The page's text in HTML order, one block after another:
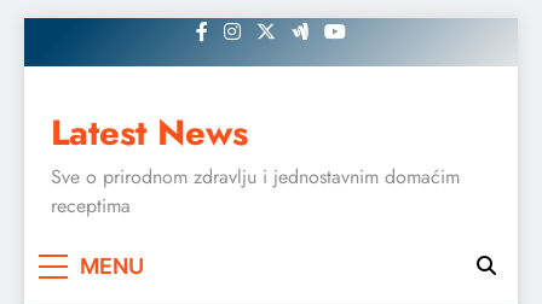
to
Latest News
Sve o prirodnom zdravlju i jednostavnim domaćim
receptima
MENU